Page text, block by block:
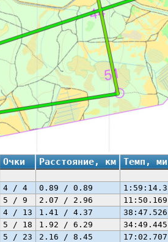
Очки Расстояние, км Темп,
4 / 4 0.89 / 0.89
5 / 9 2.07 / 2.96
11:50.169
4 / 13 1.41 / 4.37
38:47.526
5 / 18 1.92 / 6.29
34:49.445
5 / 23 2.16 / 8.45 17:02.707